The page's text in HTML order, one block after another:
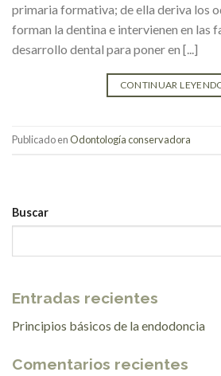
primaria formativa; de ella deriva los
forman la dentina e intervienen en las
desarrollo dental para poner en [...]
CONTINUAR
Publicado enOdontología conservadora
Buscar
Entradas recientes
Principios básicos de la endodoncia
Comentarios recientes